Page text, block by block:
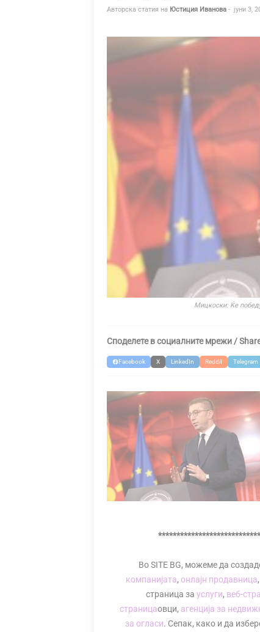
Авторска статия на Юстиция Иванова - јуни 3,
Мицкоски: Ќе
Споделете в социалните мрежи /
Facebook X LinkedIn Reddit Telegram
Во SITE BG, можеме да
компанијата, онлајн продавница,
страница за услуги, веб-
страницаовци, агенција за
за огласи. Сепак, како и да